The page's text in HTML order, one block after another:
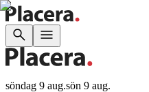
söndag 9 aug.sön 9 aug.